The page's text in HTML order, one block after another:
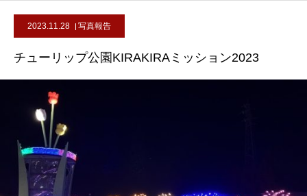
2023.11.28 写真報告
チューリップ公園KIRAKIRAミッション2023